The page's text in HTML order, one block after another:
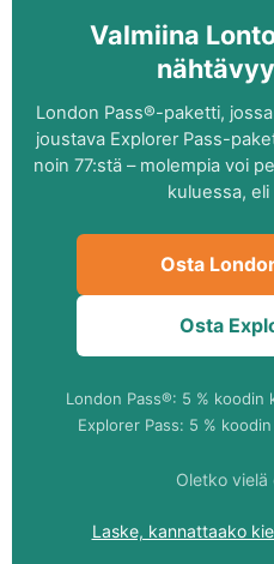
Valmiina
London Pass®-paketti,
joustava Explorer Pass-
noin 77:stä – molempia voi
kuluessa, eli
Osta
Osta
London Pass®: 5 % koodin
Explorer Pass: 5 %
Oletko vielä
Laske, kannattaako